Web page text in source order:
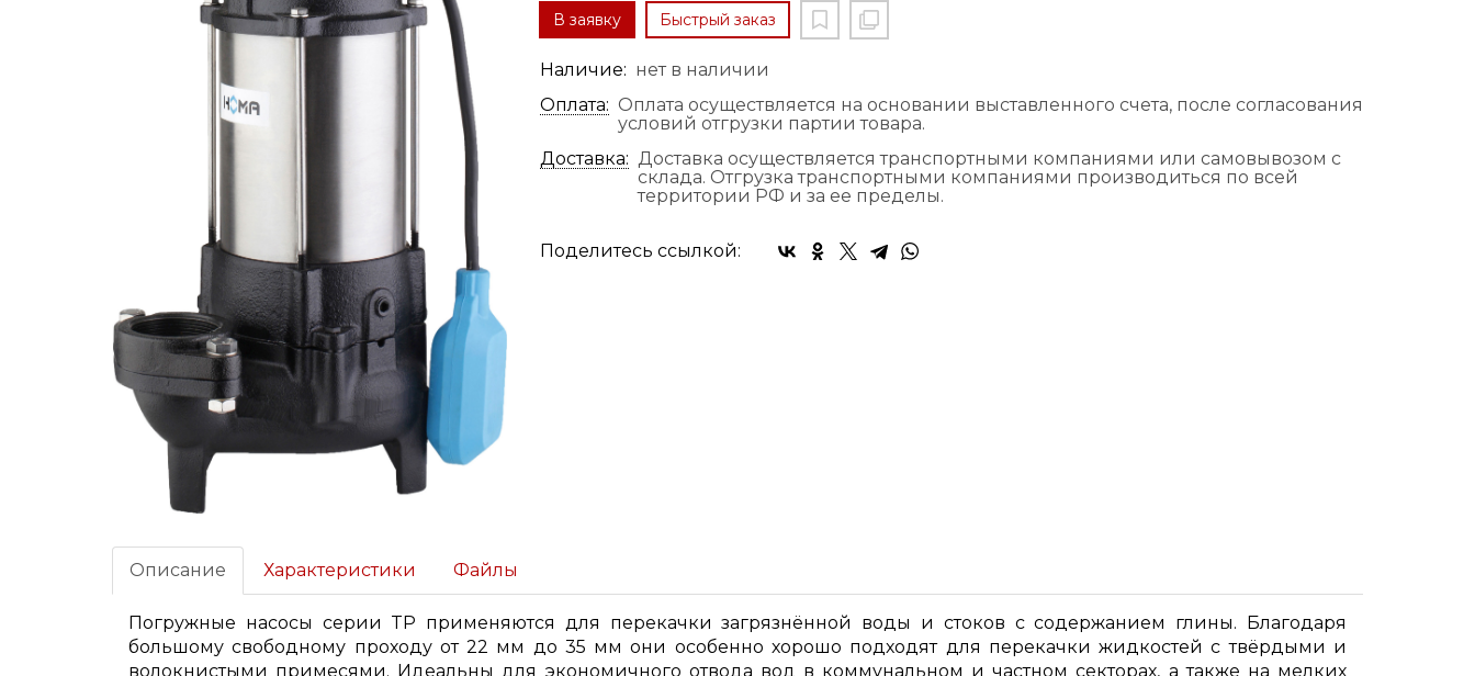
В заявку Быстрый заказ
Наличие: нет в наличии
Оплата: Оплата осуществляется на основании выставленного счета, после согласования
условий отгрузки партии товара.
Доставка: Доставка осуществляется транспортными компаниями или самовывозом с
склада. Отгрузка транспортными компаниями производиться по всей
территории РФ и за ее пределы.
Поделитесь ссылкой:
Описание Характеристики Файлы
Погружные насосы серии TP применяются для перекачки загрязнённой воды и стоков с содержанием глины. Благодаря
большому свободному проходу от 22 мм до 35 мм они особенно хорошо подходят для перекачки жидкостей с твёрдыми и
волокнистыми примесями. Идеальны для экономичного отвода вод в коммунальном и частном секторах, а также на мелких